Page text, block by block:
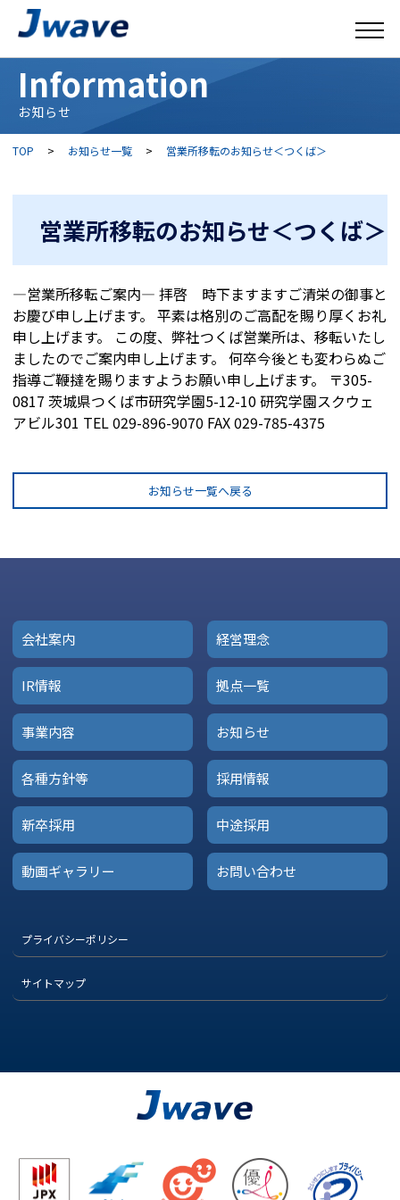
Information
お知らせ
TOP > お知らせ一覧 > 営業所移転のお知らせ＜つくば＞
営業所移転のお知らせ＜つくば＞
―営業所移転ご案内― 拝啓 時下ますますご清栄の御事と
お慶び申し上げます。 平素は格別のご高配を賜り厚くお礼
申し上げます。 この度、弊社つくば営業所は、移転いたし
ましたのでご案内申し上げます。 何卒今後とも変わらぬご
指導ご鞭撻を賜りますようお願い申し上げます。 〒305-
0817 茨城県つくば市研究学園5-12-10 研究学園スクウェ
アビル301 TEL 029-896-9070 FAX 029-785-4375
お知らせ一覧へ戻る
会社案内 経営理念
IR情報 拠点一覧
事業内容 お知らせ
各種方針等 採用情報
新卒採用 中途採用
動画ギャラリー お問い合わせ
プライバシーポリシー
サイトマップ